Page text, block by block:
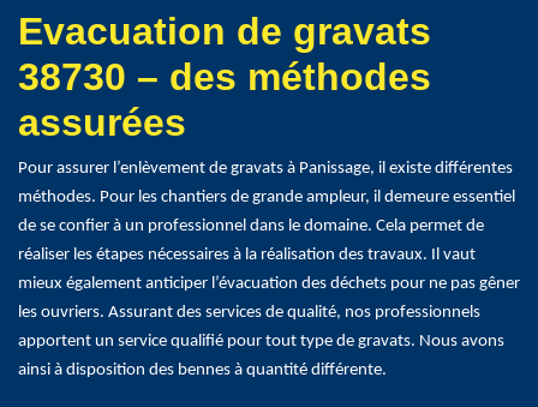
Evacuation de gravats
38730 – des méthodes
assurées
Pour assurer l’enlèvement de gravats à Panissage, il existe différentes
méthodes. Pour les chantiers de grande ampleur, il demeure essentiel
de se confier à un professionnel dans le domaine. Cela permet de
réaliser les étapes nécessaires à la réalisation des travaux. Il vaut
mieux également anticiper l’évacuation des déchets pour ne pas gêner
les ouvriers. Assurant des services de qualité, nos professionnels
apportent un service qualifié pour tout type de gravats. Nous avons
ainsi à disposition des bennes à quantité différente.